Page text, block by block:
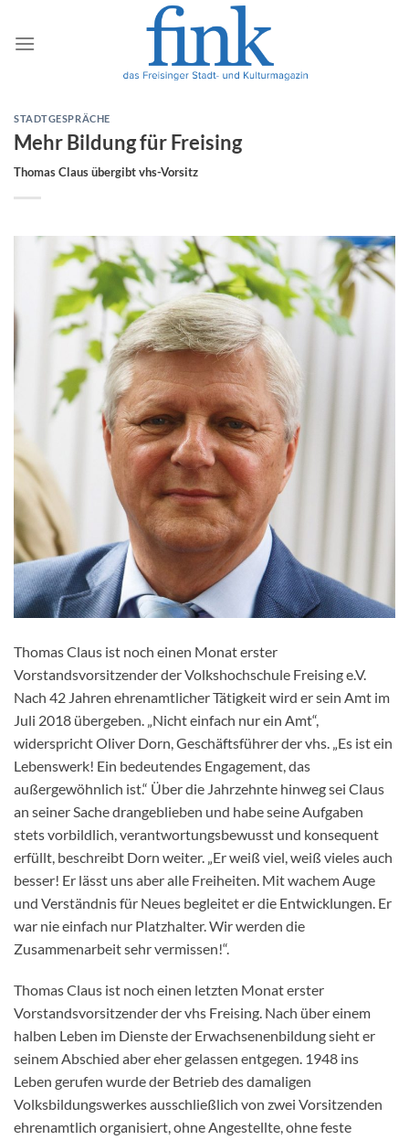
Inhalt
springen
STADTGESPRÄCHE
Mehr Bildung für Freising
Thomas Claus übergibt vhs-Vorsitz
Thomas Claus ist noch einen Monat erster
Vorstandsvorsitzender der Volkshochschule Freising e.V.
Nach 42 Jahren ehrenamtlicher Tätigkeit wird er sein Amt im
Juli 2018 übergeben. „Nicht einfach nur ein Amt“,
widerspricht Oliver Dorn, Geschäftsführer der vhs. „Es ist ein
Lebenswerk! Ein bedeutendes Engagement, das
außergewöhnlich ist.“ Über die Jahrzehnte hinweg sei Claus
an seiner Sache drangeblieben und habe seine Aufgaben
stets vorbildlich, verantwortungsbewusst und konsequent
erfüllt, beschreibt Dorn weiter. „Er weiß viel, weiß vieles auch
besser! Er lässt uns aber alle Freiheiten. Mit wachem Auge
und Verständnis für Neues begleitet er die Entwicklungen. Er
war nie einfach nur Platzhalter. Wir werden die
Zusammenarbeit sehr vermissen!“.
Thomas Claus ist noch einen letzten Monat erster
Vorstandsvorsitzender der vhs Freising. Nach über einem
halben Leben im Dienste der Erwachsenenbildung sieht er
seinem Abschied aber eher gelassen entgegen. 1948 ins
Leben gerufen wurde der Betrieb des damaligen
Volksbildungswerkes ausschließlich von zwei Vorsitzenden
ehrenamtlich organisiert, ohne Angestellte, ohne feste